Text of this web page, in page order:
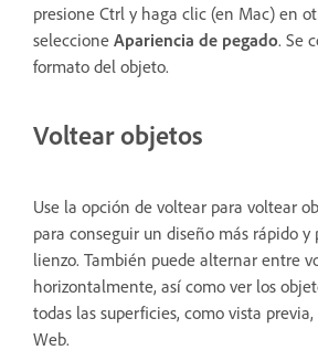
presione Ctrl y haga clic (en Mac) en
seleccione Apariencia de pegado. Se
formato del objeto.
Voltear objetos
Use la opción de voltear para voltear
para conseguir un diseño más rápido y
lienzo. También puede alternar entre
horizontalmente, así como ver los
todas las superficies, como vista
Web.